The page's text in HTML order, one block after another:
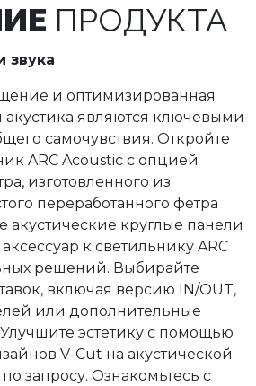
ПРОДУКТА
звука
и оптимизированная
акустика являются ключевыми
самочувствия. Откройте
ARC Acoustic с опцией
изготовленного из
переработанного фетра
акустические круглые панели
к светильнику ARC
решений. Выбирайте
включая версию IN/OUT,
или дополнительные
эстетику с помощью
V-Cut на акустической
запросу. Ознакомьтесь с